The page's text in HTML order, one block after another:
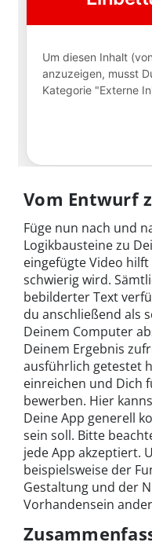
Vom Entwurf
Füge nun nach und
Logikbausteine zu
eingefügte Video
schwierig wird.
bebilderter Text
du anschließend als
Deinem Computer
Deinem Ergebnis
ausführlich getestet
einreichen und Dich
bewerben. Hier
Deine App generell
sein soll. Bitte
jede App akzeptiert.
beispielsweise der
Gestaltung und der
Vorhandensein